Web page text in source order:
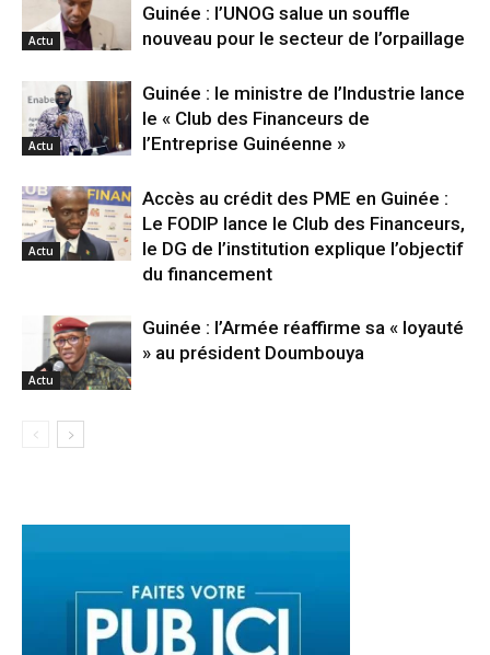
Actu
Guinée : l’UNOG salue un souffle
nouveau pour le secteur de l’orpaillage
Actu
Guinée : le ministre de l’Industrie lance
le « Club des Financeurs de
l’Entreprise Guinéenne »
Actu
Accès au crédit des PME en Guinée :
Le FODIP lance le Club des Financeurs,
le DG de l’institution explique l’objectif
du financement
Actu
Guinée : l’Armée réaffirme sa « loyauté
» au président Doumbouya